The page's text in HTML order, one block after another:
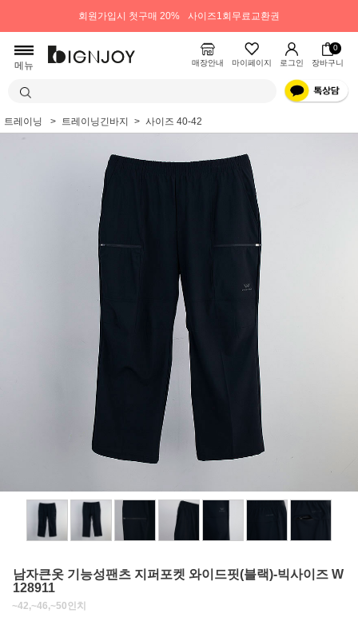
회원가입시 첫구매 20% 사이즈1회무료교환권
메뉴 매장안내 마이페이지 로그인
0
장바구니
트레이닝 트레이닝긴바지 사이즈 40-42
남자큰옷 기능성팬츠 지퍼포켓 와이드핏(블랙)-빅사이즈 W
128911
~42,~46,~50인치